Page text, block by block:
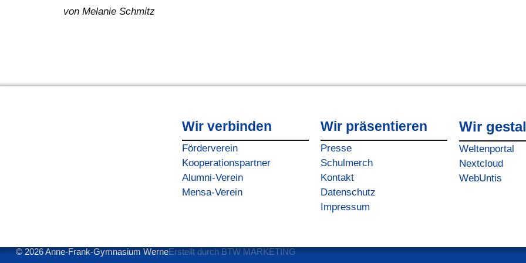
von Melanie Schmitz
Wir verbinden
Förderverein
Kooperationspartner
Alumni-Verein
Mensa-Verein
Wir präsentieren
Presse
Schulmerch
Kontakt
Datenschutz
Impressum
Wir
Weltenportal
Nextcloud
WebUntis
© 2026 Anne-Frank-Gymnasium WerneErstellt durch BTW MARKETING